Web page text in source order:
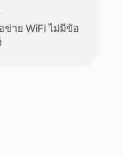
ข่าย WiFi ไม่มีข้อ